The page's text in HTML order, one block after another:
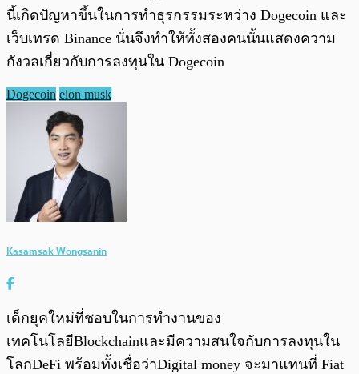
นี้เกิดปัญหาขึ้นในการทำธุรกรรมระหว่าง Dogecoin และ
เว็บเทรด Binance นั่นจึงทำให้ทั้งสองคนนั้นแสดงความ
กังวลเกี่ยวกับการลงทุนใน Dogecoin
Dogecoin elon musk
Kasamsak Wongsanin
เด็กยุคใหม่ที่ชอบในการทำงานของ
เทคโนโลยีBlockchainและมีความสนใจกับการลงทุนใน
โลกDeFi พร้อมทั้งเชื่อว่าDigital money จะมาแทนที่ Fiat